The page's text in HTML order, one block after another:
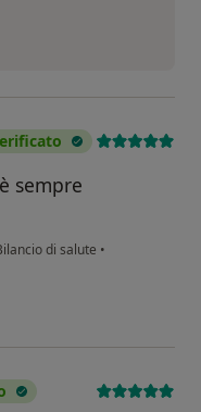
sempre
di salute •